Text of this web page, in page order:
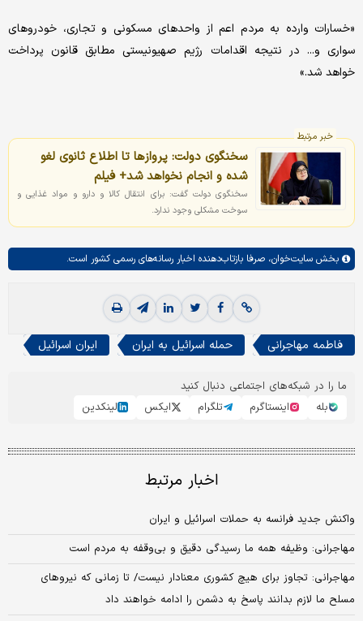
«خسارات وارده به مردم اعم از واحدهای مسکونی و تجاری، خودروهای
سواری و... در نتیجه اقدامات رژیم صهیونیستی مطابق قانون پرداخت
خواهد شد.»
خبر مرتبط
سخنگوی دولت: پروازها تا اطلاع ثانوی لغو
شده و انجام نخواهد شد+ فیلم
سخنگوی دولت گفت: برای انتقال کالا و دارو و مواد غذایی و
سوخت مشکلی وجود ندارد.
بخش سایت‌خوان، صرفا بازتاب‌دهنده اخبار رسانه‌های رسمی کشور است.
فاطمه مهاجرانی حمله اسرائیل به ایران ایران اسرائیل
ما را در شبکه‌های اجتماعی دنبال کنید
بله
اینستاگرم تلگرام ایکس لینکدین
اخبار مرتبط
واکنش جدید فرانسه به حملات اسرائیل و ایران
مهاجرانی: وظیفه همه ما رسیدگی دقیق و بی‌وقفه به مردم است
مهاجرانی: تجاوز برای هیچ کشوری معنادار نیست/ تا زمانی که نیروهای
مسلح ما لازم بدانند پاسخ به دشمن را ادامه خواهند داد